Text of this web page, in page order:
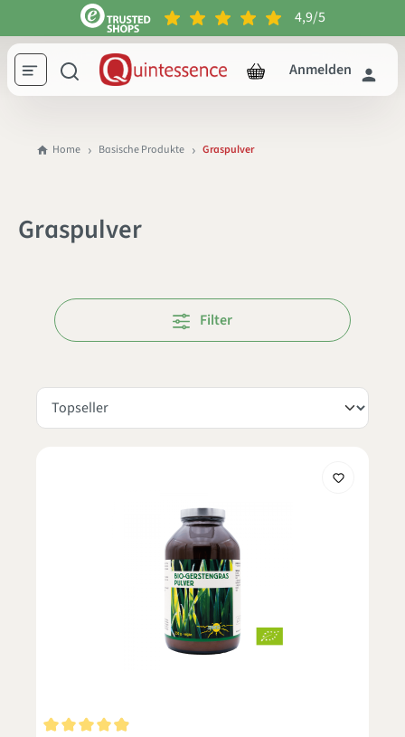
springen 4,9/5
Anmelden
Home Basische Produkte Graspulver
Graspulver
Filter